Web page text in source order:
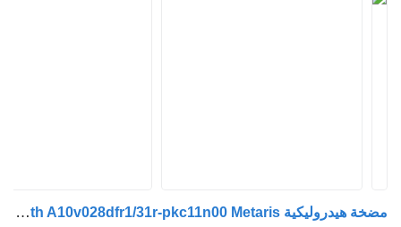
مضخة هيدروليكية Rexroth A10v028dfr1/31r-pkc11n00 Metaris لـ الشاحنات GINAF M-Serie